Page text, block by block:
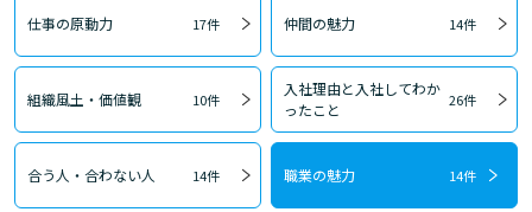
仕事の原動力 17件 仲間の魅力 14件
組織風土・価値観 10件
入社理由と入社してわか
ったこと
26件
合う人・合わない人 14件 職業の魅力 14件